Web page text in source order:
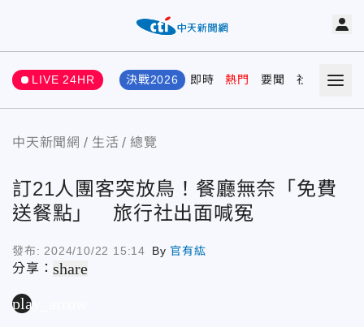
LIVE 24HR 決戰2026 即時 熱門 要聞 社會 娛樂
中天新聞網 生活 總覽
訂21人團客突放鳥！餐廳無奈「免費
送餐點」 旅行社出面喊冤
發布: 2024/10/22 15:14 By 官有紘
分享：share
play_arrow